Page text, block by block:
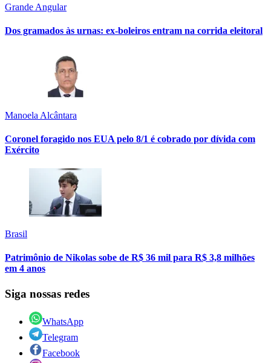
Grande Angular
Dos gramados às urnas: ex-boleiros entram na corrida eleitoral
Manoela Alcântara
Coronel foragido nos EUA pelo 8/1 é cobrado por dívida com
Exército
Brasil
Patrimônio de Nikolas sobe de R$ 36 mil para R$ 3,8 milhões
em 4 anos
Siga nossas redes
WhatsApp
Telegram
Facebook